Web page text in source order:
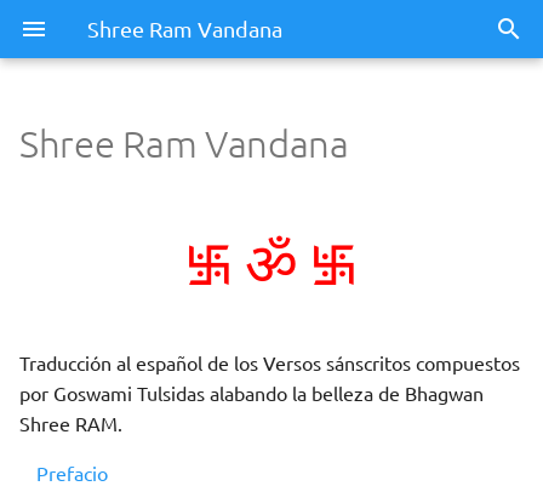
Shree Ram Vandana
Shree Ram Vandana
࿗ ॐ ࿗
Traducción al español de los Versos sánscritos compuestos
por Goswami Tulsidas alabando la belleza de Bhagwan
Shree RAM.
Prefacio